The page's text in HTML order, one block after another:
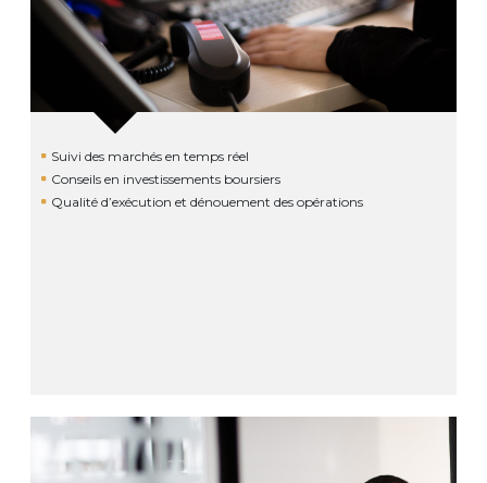
Suivi des marchés en temps réel
Conseils en investissements boursiers
Qualité d’exécution et dénouement des opérations